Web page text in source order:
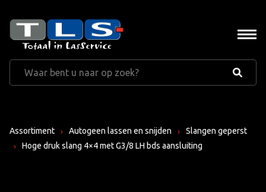
Assortiment Autogeen lassen en snijden
Slangen geperst
Hoge druk slang 4×4 met G3/8 LH bds aansluiting